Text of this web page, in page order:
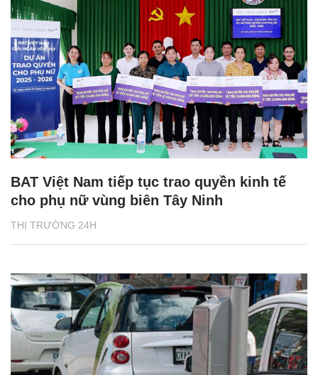
THỊ TRƯỜNG 24H
BAT Việt Nam tiếp tục trao quyền kinh tế
cho phụ nữ vùng biên Tây Ninh